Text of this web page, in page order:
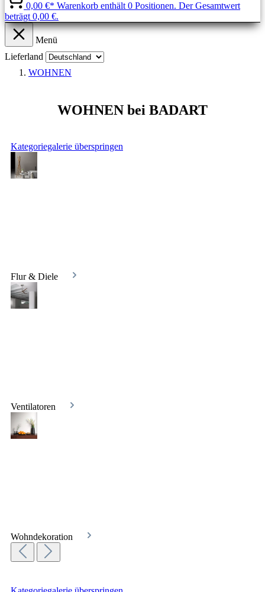
0,00 €* Warenkorb enthält 0 Positionen. Der Gesamtwert
beträgt 0,00 €.
Menü
Lieferland
WOHNEN
WOHNEN bei BADART
Kategoriegalerie überspringen
Flur & Diele
Ventilatoren
Wohndekoration